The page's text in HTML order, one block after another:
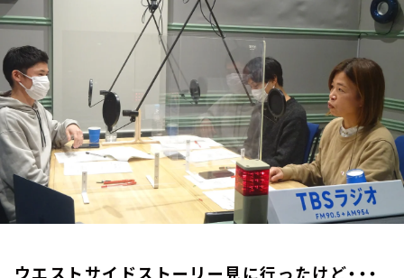
ウエストサイドストーリー見に行ったけど・・・